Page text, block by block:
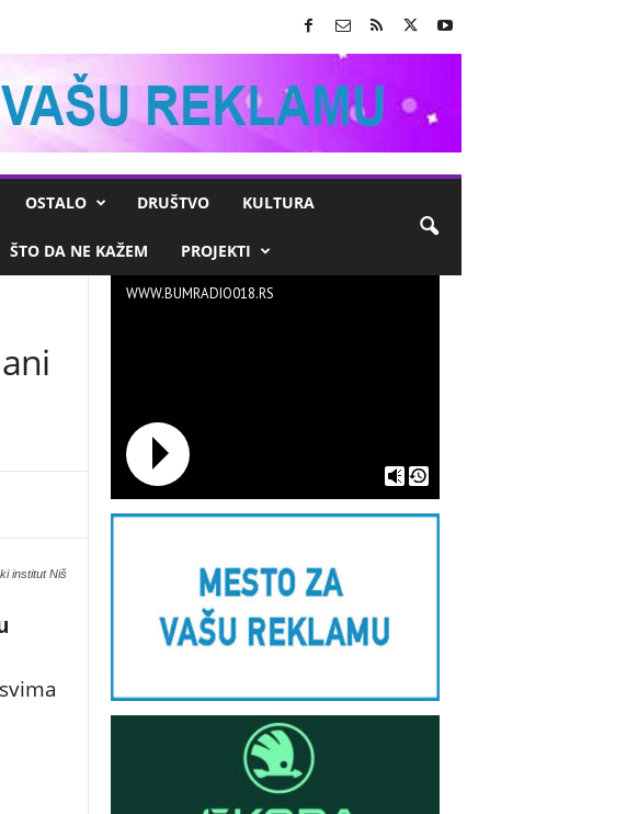
OSTALO DRUŠTVO KULTURA
ŠTO DA NE KAŽEM PROJEKTI
institut Niš
WWW.BUMRADIO018.RS